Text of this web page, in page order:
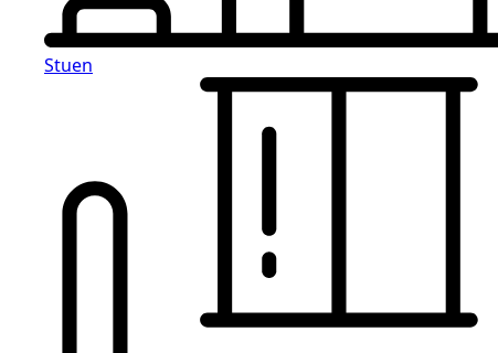
Stuen